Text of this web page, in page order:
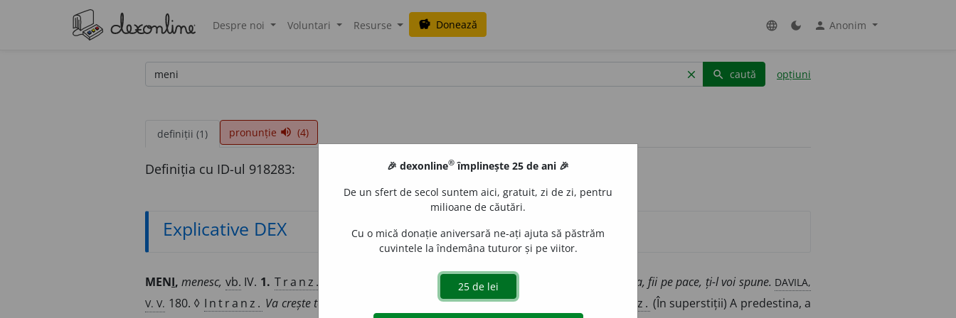
Despre noi Voluntari Resurse savings Donează language dark_mode person Anonim
clear search caută opțiuni
definiții (1) pronunție volume_up (4)
Definiția cu ID-ul 918283:
Explicative DEX
MENI, menesc, vb. IV. 1. Tranz. Ce voivod Ai menit Moldovei Cînd totul va fi gata, fii pe pace, ți-l voi spune. DAVILA,
V. V. 180. ◊ Intranz. Va crește tot ce-n lume este menit să crească.EMINESCU, O. Tranz. (În superstiții) A predestina, a
🎉 dexonline® împlinește 25 de ani 🎉
De un sfert de secol suntem aici, gratuit, zi de zi, pentru
milioane de căutări.
Cu o mică donație aniversară ne-ați ajuta să păstrăm
cuvintele la îndemâna tuturor și pe viitor.